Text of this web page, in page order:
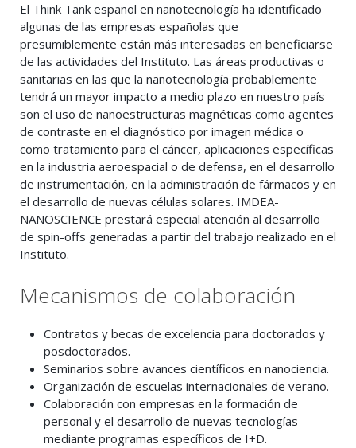
El Think Tank español en nanotecnología ha identificado
algunas de las empresas españolas que
presumiblemente están más interesadas en beneficiarse
de las actividades del Instituto. Las áreas productivas o
sanitarias en las que la nanotecnología probablemente
tendrá un mayor impacto a medio plazo en nuestro país
son el uso de nanoestructuras magnéticas como agentes
de contraste en el diagnóstico por imagen médica o
como tratamiento para el cáncer, aplicaciones específicas
en la industria aeroespacial o de defensa, en el desarrollo
de instrumentación, en la administración de fármacos y en
el desarrollo de nuevas células solares. IMDEA-
NANOSCIENCE prestará especial atención al desarrollo
de spin-offs generadas a partir del trabajo realizado en el
Instituto.
Mecanismos de colaboración
Contratos y becas de excelencia para doctorados y
posdoctorados.
Seminarios sobre avances científicos en nanociencia.
Organización de escuelas internacionales de verano.
Colaboración con empresas en la formación de
personal y el desarrollo de nuevas tecnologías
mediante programas específicos de I+D.